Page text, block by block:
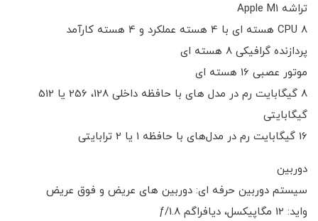
تراشه Apple M1
CPU 8 هسته ای با 4 هسته عملکرد و 4 هسته کارآمد
پردازنده گرافیکی 8 هسته ای
موتور عصبی 16 هسته ای
8 گیگابایت رم در مدل های با حافظه داخلی 128، 256 یا 512
گیگابایتی
16 گیگابایت رم در مدل‌های با حافظه 1 یا 2 ترابایتی
دوربین
سیستم دوربین حرفه ای: دوربین های عریض و فوق عریض
واید: 12 مگاپیکسل، دیافراگم ƒ/1.8